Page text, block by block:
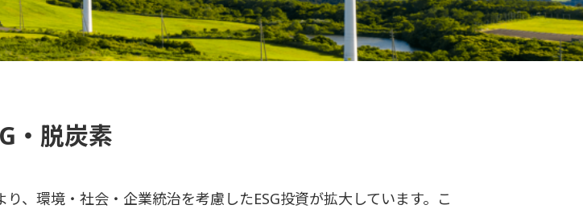
・脱炭素
、環境・社会・企業統治を考慮したESG投資が拡大しています。こ